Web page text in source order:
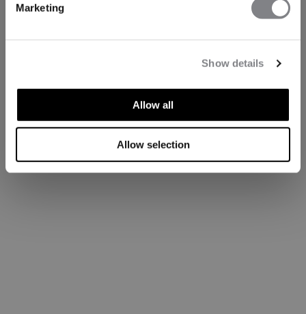
Marketing
Show details
Allow all
Allow selection